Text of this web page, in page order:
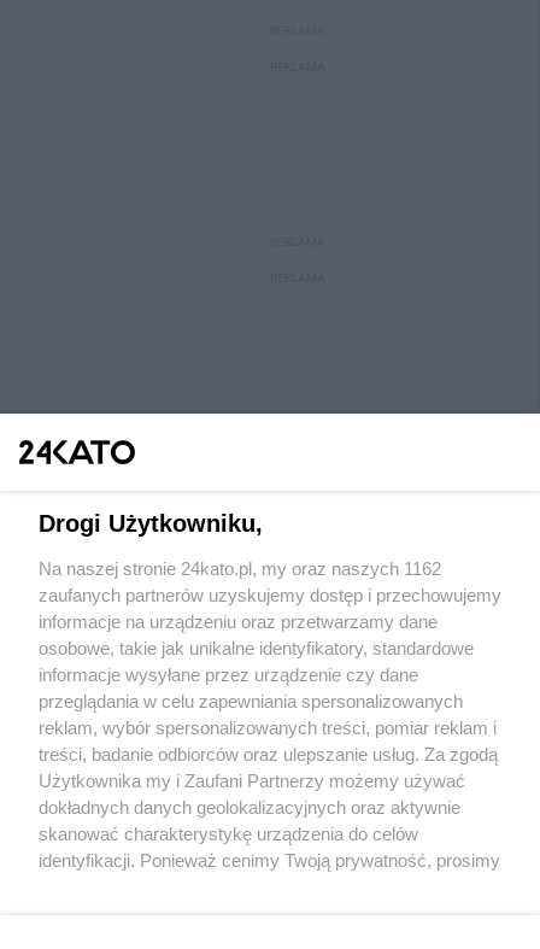
Wydawca mediów lokalnych
Nie zapomnij
zapoznać się z:
polityką prywatności regulamin korzystania z portali
Twojemiasto
Piekary Śląskie
Chorzów
Tarnowskie Góry
Skontaktuj sięz nami
Kontakt
Wydawca
Redakcja
Drogi Użytkowniku,
Na naszej stronie 24kato.pl, my oraz naszych 1162
zaufanych partnerów uzyskujemy dostęp i przechowujemy
informacje na urządzeniu oraz przetwarzamy dane
osobowe, takie jak unikalne identyfikatory, standardowe
informacje wysyłane przez urządzenie czy dane
przeglądania w celu zapewniania spersonalizowanych
reklam, wybór spersonalizowanych treści, pomiar reklam i
treści, badanie odbiorców oraz ulepszanie usług. Za zgodą
Użytkownika my i Zaufani Partnerzy możemy używać
dokładnych danych geolokalizacyjnych oraz aktywnie
skanować charakterystykę urządzenia do celów
identyfikacji. Ponieważ cenimy Twoją prywatność, prosimy